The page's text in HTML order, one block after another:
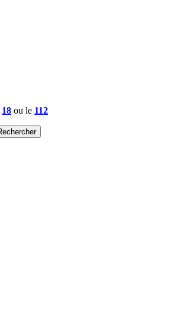
18 ou le 112